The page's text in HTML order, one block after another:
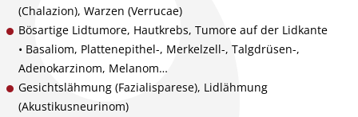
(Chalazion), Warzen (Verrucae)
Bösartige Lidtumore, Hautkrebs, Tumore auf der Lidkante
• Basaliom, Plattenepithel-, Merkelzell-, Talgdrüsen-,
Adenokarzinom, Melanom…
Gesichtslähmung (Fazialisparese), Lidlähmung
(Akustikusneurinom)